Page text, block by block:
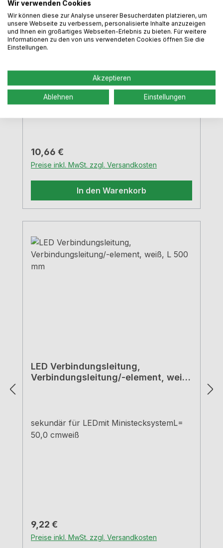
weiß
L= 15,0 cmmit Ministecksystemweiß
Regulärer Preis:
10,66 €
Preise inkl. MwSt. zzgl. Versandkosten
In den Warenkorb
LED Verbindungsleitung,
Verbindungsleitung/-element, weiß,
sekundär für LEDmit MinistecksystemL=
50,0 cmweiß
Regulärer Preis:
9,22 €
Preise inkl. MwSt. zzgl. Versandkosten
Wir verwenden Cookies
Wir können diese zur Analyse unserer Besucherdaten platzieren, um
unsere Webseite zu verbessern, personalisierte Inhalte anzuzeigen
und Ihnen ein großartiges Webseiten-Erlebnis zu bieten. Für weitere
Informationen zu den von uns verwendeten Cookies öffnen Sie die
Einstellungen.
Akzeptieren
Ablehnen Einstellungen